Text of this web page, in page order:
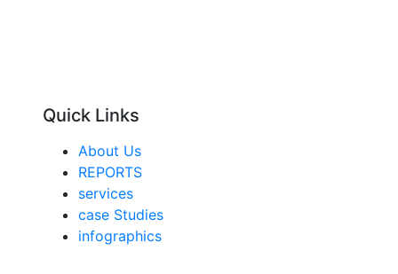
Quick Links
About Us
REPORTS
services
case Studies
infographics